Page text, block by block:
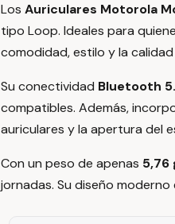
Los Auriculares Motorola
tipo Loop. Ideales para
comodidad, estilo y la
Su conectividad Bluetooth
compatibles. Además,
auriculares y la apertura del
Con un peso de apenas 5,76
jornadas. Su diseño